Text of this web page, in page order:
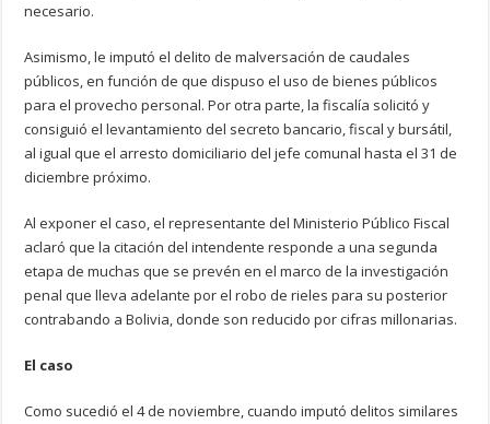
necesario.
Asimismo, le imputó el delito de malversación de caudales
públicos, en función de que dispuso el uso de bienes públicos
para el provecho personal. Por otra parte, la fiscalía solicitó y
consiguió el levantamiento del secreto bancario, fiscal y bursátil,
al igual que el arresto domiciliario del jefe comunal hasta el 31 de
diciembre próximo.
Al exponer el caso, el representante del Ministerio Público Fiscal
aclaró que la citación del intendente responde a una segunda
etapa de muchas que se prevén en el marco de la investigación
penal que lleva adelante por el robo de rieles para su posterior
contrabando a Bolivia, donde son reducido por cifras millonarias.
El caso
Como sucedió el 4 de noviembre, cuando imputó delitos similares